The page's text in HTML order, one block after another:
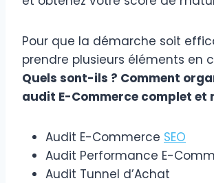
Pour que la démarche soit
prendre plusieurs éléments en
Quels sont-ils ? Comment
audit E-Commerce complet et
Audit E-Commerce SEO
Audit Performance E-
Audit Tunnel d’Achat